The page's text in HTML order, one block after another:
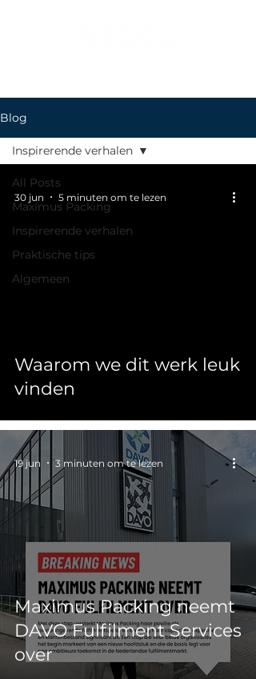
Blog
All Posts
Maximus Packing
Inspirerende verhalen
Praktische tips
Algemeen
Inspirerende verhalen
Waarom we dit werk leuk
vinden
30 jun 5 minuten om te lezen
Maximus Packing neemt
DAVO Fulfilment Services
over
19 jun 3 minuten om te lezen